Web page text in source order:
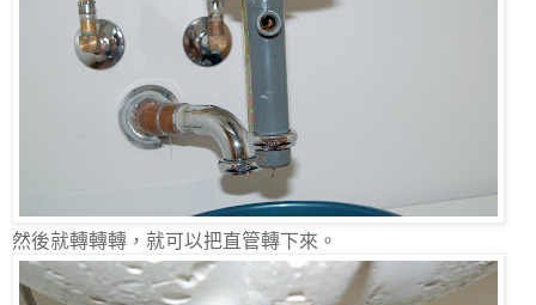
然後就轉轉轉，就可以把直管轉下來。